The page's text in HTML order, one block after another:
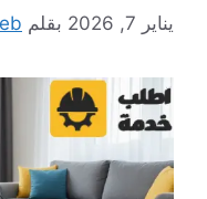
يناير 7, 2026 بقلم